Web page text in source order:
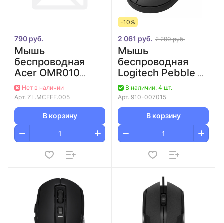
790 руб.
Мышь
беспроводная
Acer OMR010
черный оптич.
1200dpi беспров.
USB 3but
Нет в наличии
Арт. ZL.MCEEE.005
В корзину
-10%
2 061 руб. 2 290 руб.
Мышь
беспроводная
Logitech Pebble 2
M350s, Bluetooth,
GRAPHITE, 3
кнопки, 4000 dpi
В наличии: 4 шт.
Арт. 910-007015
В корзину